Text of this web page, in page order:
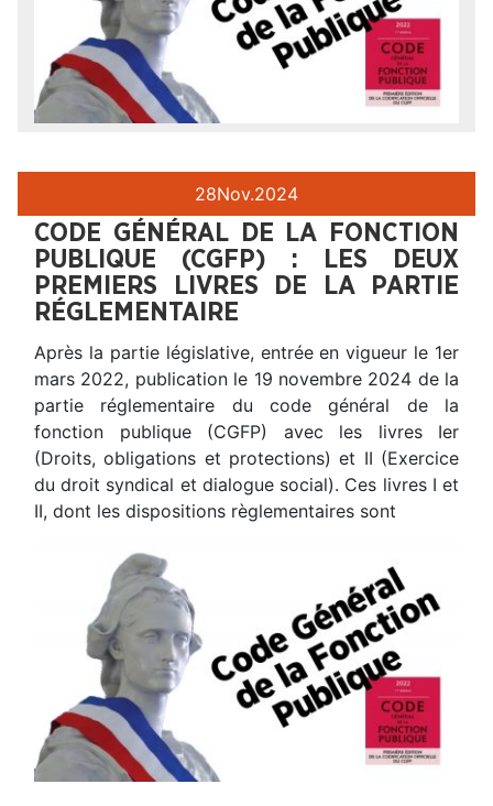
28Nov.2024
CODE GÉNÉRAL DE LA FONCTION
PUBLIQUE (CGFP) : LES DEUX
PREMIERS LIVRES DE LA PARTIE
RÉGLEMENTAIRE
Après la partie législative, entrée en vigueur le 1er
mars 2022, publication le 19 novembre 2024 de la
partie réglementaire du code général de la
fonction publique (CGFP) avec les livres Ier
(Droits, obligations et protections) et II (Exercice
du droit syndical et dialogue social). Ces livres I et
II, dont les dispositions règlementaires sont